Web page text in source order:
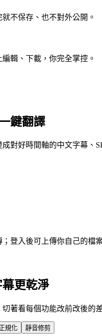
不保存、也不對外公開。
輯、下載，你完全掌控。
鍵翻譯
對好時間軸的中文字幕、
登入後可上傳你自己的檔
更乾淨
著看每個功能改前改後的
規化 靜音修剪